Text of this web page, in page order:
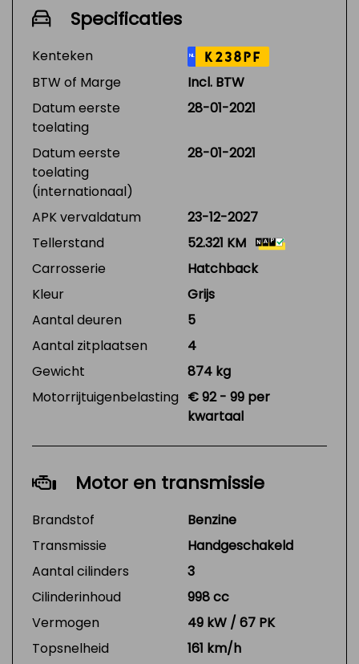
Specificaties
Kenteken NL K238PF
BTW of Marge
Incl. BTW
Datum eerste
toelating
28-01-2021
Datum eerste
toelating
(internationaal)
28-01-2021
APK vervaldatum
23-12-2027
Tellerstand
52.321 KM
Carrosserie
Hatchback
Kleur
Grijs
Aantal deuren
5
Aantal zitplaatsen
4
Gewicht
874 kg
Motorrijtuigenbelasting € 92 - 99 per
kwartaal
Motor en transmissie
Brandstof
Benzine
Transmissie
Handgeschakeld
Aantal cilinders
3
Cilinderinhoud
998 cc
Vermogen
49 kW / 67 PK
Topsnelheid
161 km/h